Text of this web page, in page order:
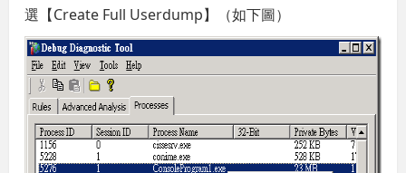
選【Create Full Userdump】（如下圖）